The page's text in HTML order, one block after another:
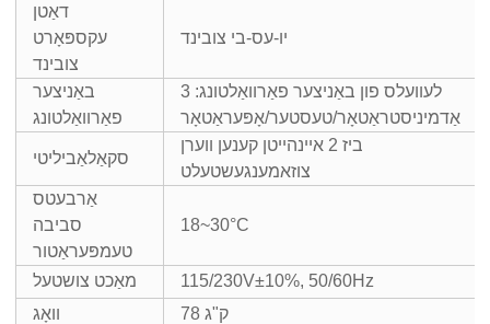
דאַטן
עקספּאָרט
צובינד
יו-עס-בי צובינד
באַניצער
פאַרוואַלטונג
3 לעוועלס פון באַניצער פאַרוואַלטונג:
אַדמיניסטראַטאָר/טעסטער/אָפּעראַטאָר
סקאַלאַביליטי
ביז 2 איינהייטן קענען ווערן
צוזאמענגעשטעלט
אַרבעטס
סביבה
טעמפּעראַטור
18~30°C
מאַכט צושטעל
115/230V±10%, 50/60Hz
וואָג
78 ק"ג